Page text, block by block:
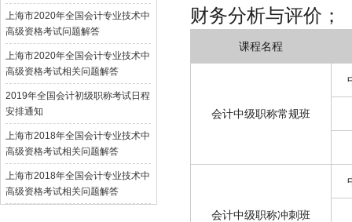
上海市2020年全国会计专业技术中
高级资格考试问题解答
上海市2020年全国会计专业技术中
高级资格考试相关问题解答
2019年全国会计初级职称考试日程
安排通知
上海市2018年全国会计专业技术中
高级资格考试相关问题解答
上海市2018年全国会计专业技术中
高级资格考试相关问题解答
财务分析与评价；
课程名程
会计中级职称常规班
会计中级职称冲刺班